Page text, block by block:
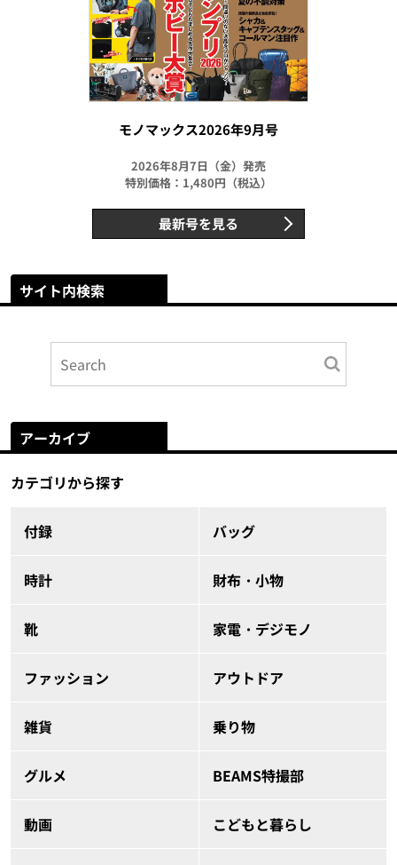
モノマックス2026年9月号
2026年8月7日（金）発売
特別価格：1,480円（税込）
最新号を見る
サイト内検索
アーカイブ
カテゴリから探す
付録 バッグ
時計 財布・小物
靴 家電・デジモノ
ファッション アウトドア
雑貨 乗り物
グルメ BEAMS特撮部
動画 こどもと暮らし